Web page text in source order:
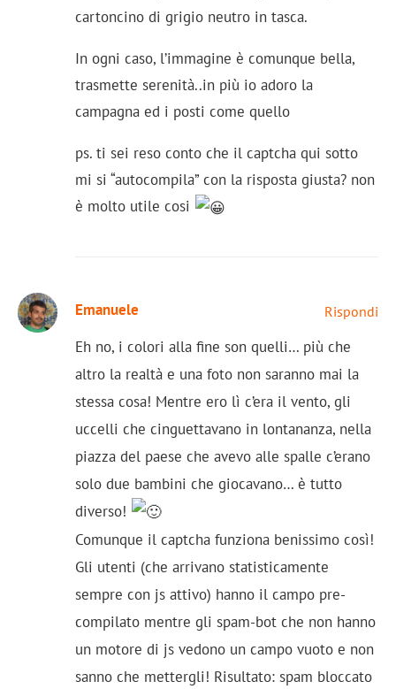
cartoncino di grigio neutro in tasca.
In ogni caso, l’immagine è comunque bella,
trasmette serenità..in più io adoro la
campagna ed i posti come quello
ps. ti sei reso conto che il captcha qui sotto
mi si “autocompila” con la risposta giusta? non
è molto utile cosi
Emanuele Rispondi
Eh no, i colori alla fine son quelli… più che
altro la realtà e una foto non saranno mai la
stessa cosa! Mentre ero lì c’era il vento, gli
uccelli che cinguettavano in lontananza, nella
piazza del paese che avevo alle spalle c’erano
solo due bambini che giocavano… è tutto
diverso!
Comunque il captcha funziona benissimo così!
Gli utenti (che arrivano statisticamente
sempre con js attivo) hanno il campo pre-
compilato mentre gli spam-bot che non hanno
un motore di js vedono un campo vuoto e non
sanno che mettergli! Risultato: spam bloccato